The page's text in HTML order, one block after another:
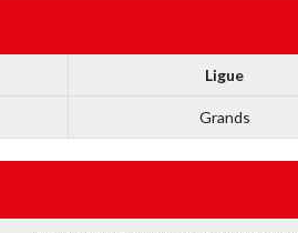
Ligue
Grands